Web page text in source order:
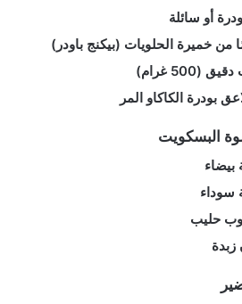
أو سائلة
بودرة الكاكاو المر
البسكويت
بيضاء
سوداء
حليب
زبدة